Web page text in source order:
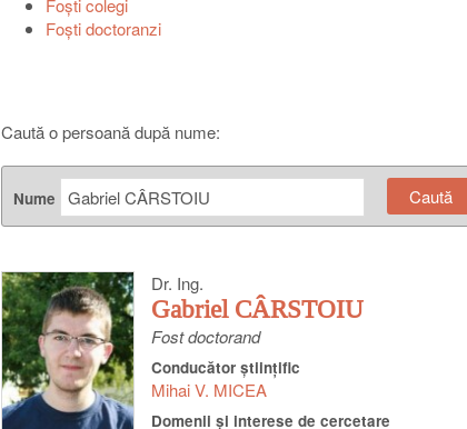
Foşti colegi
Foşti doctoranzi
Caută o persoană după nume:
Nume
Dr. Ing.
Gabriel CÂRSTOIU
Fost doctorand
Conducător ştiinţific
Mihai V. MICEA
Domenii şi interese de cercetare